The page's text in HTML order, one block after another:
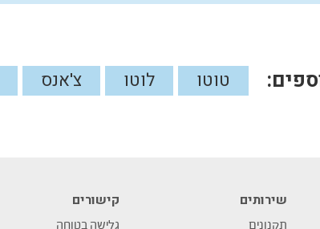
טוטו לוטו צ'אנס
שירותים
תקנונים
קישורים
גלישה בטוחה